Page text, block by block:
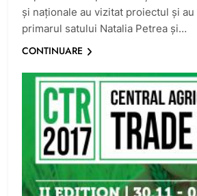
și naționale au vizitat proiectul și
primarul satului Natalia Petrea și…
CONTINUARE